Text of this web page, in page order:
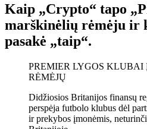
Kaip „Crypto“ tapo
marškinėlių rėmėju ir
pasakė „taip“.
PREMIER LYGOS KLUBAI
RĖMĖJŲ
Didžiosios Britanijos finansų
perspėja futbolo klubus dėl
ir prekybos įmonėmis,